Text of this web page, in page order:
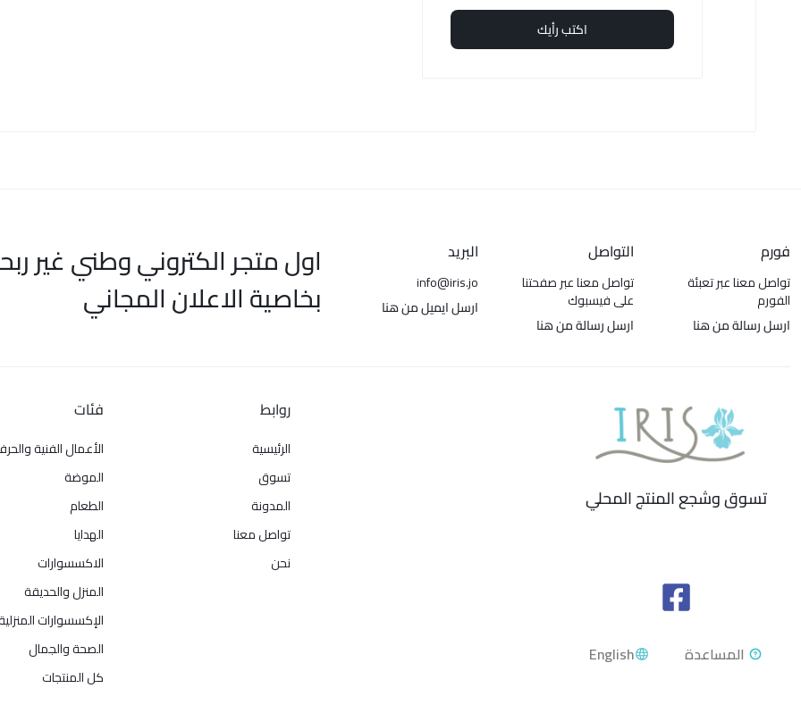
اكتب رأيك
فورم
تواصل معنا عبر تعبئة
الفورم
ارسل رسالة من هنا
التواصل
تواصل معنا عبر صفحتنا
على فيسبوك
ارسل رسالة من هنا
البريد
info@iris.jo
ارسل ايميل من هنا
اول متجر الكتروني وطني غير
بخاصية الاعلان المجاني
تسوق وشجع المنتج المحلي
English
روابط
الرئيسية
تسوق
المدونة
تواصل معنا
نحن
فئات
الأعمال الفنية
الموضة
الطعام
الهدايا
الاكسسوارات
المنزل والحديقة
الإكسسوارات
الصحة والجمال
كل المنتجات